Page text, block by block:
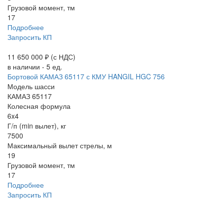
Грузовой момент, тм
17
Подробнее
Запросить КП
11 650 000 ₽ (с НДС)
в наличии - 5 ед.
Бортовой КАМАЗ 65117 с КМУ HANGIL HGC 756
Модель шасси
КАМАЗ 65117
Колесная формула
6x4
Г/п (min вылет), кг
7500
Максимальный вылет стрелы, м
19
Грузовой момент, тм
17
Подробнее
Запросить КП